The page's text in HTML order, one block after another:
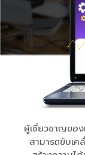
ผู้เชี่ยวชาญของ
สามารถขับเ